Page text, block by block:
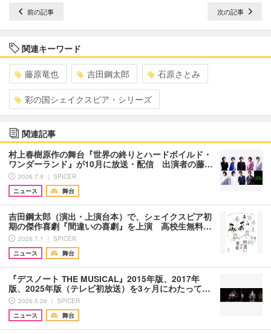
前の記事 次の記事
関連キーワード
藤原竜也 吉田鋼太郎 石原さとみ
彩の国シェイクスピア・シリーズ
関連記事
村上春樹原作の舞台『世界の終りとハードボイルド・
ワンダーランド』が10月に放送・配信 出演者の藤…
2026.7.9 ｜ SPICER
ニュース
舞台
吉田鋼太郎（演出・上演台本）で、シェイクスピア初
期の傑作喜劇『間違いの喜劇』を上演 高校生無料…
2026.7.1 ｜ SPICER
ニュース
舞台
『デスノート THE MUSICAL』2015年版、2017年
版、2025年版（テレビ初放送）を3ヶ月にわたって…
2026.5.26 ｜ SPICER
ニュース
舞台